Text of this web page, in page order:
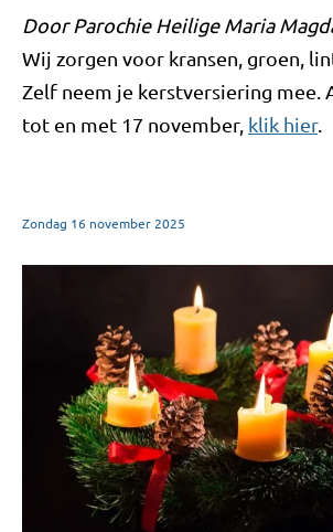
Door Parochie Heilige Maria
Wij zorgen voor kransen, groen,
Zelf neem je kerstversiering mee.
tot en met 17 november, klik hier.
Zondag 16 november 2025